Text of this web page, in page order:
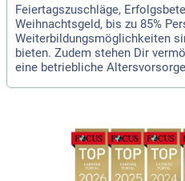
Feiertagszuschläge,
Weihnachtsgeld, bis zu 85%
Weiterbildungsmöglichkeiten
bieten. Zudem stehen Dir
eine betriebliche